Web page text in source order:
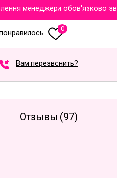
менеджери обов'язково
0
Вам перезвонить?
Отзывы (97)